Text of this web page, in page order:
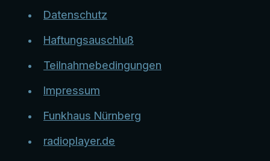
Datenschutz
Haftungsauschluß
Teilnahmebedingungen
Impressum
Funkhaus Nürnberg
radioplayer.de